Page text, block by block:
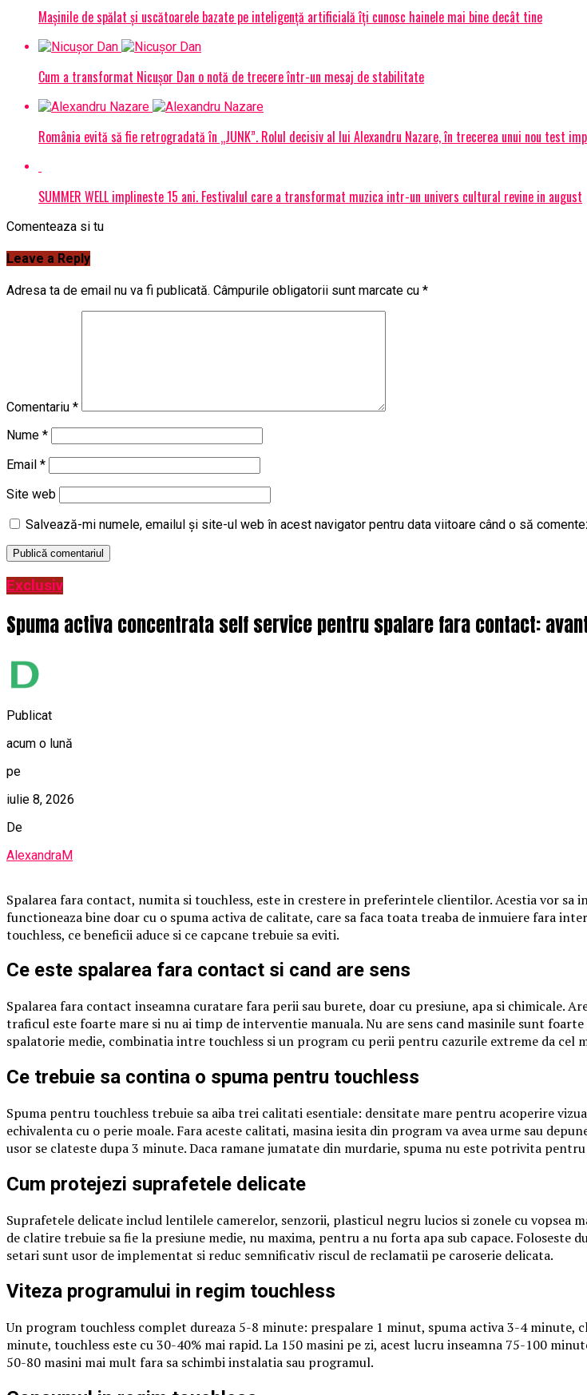
Mașinile de spălat și uscătoarele bazate pe inteligență artificială îți cunosc hainele mai bine decât tine
Cum a transformat Nicușor Dan o notă de trecere într-un mesaj de stabilitate
România evită să fie retrogradată în „JUNK”. Rolul decisiv al lui Alexandru Nazare, în trecerea unui nou test
SUMMER WELL implineste 15 ani. Festivalul care a transformat muzica intr-un univers cultural revine in august
Comenteaza si tu
Leave a Reply
Adresa ta de email nu va fi publicată. Câmpurile obligatorii sunt marcate cu *
Comentariu *
Nume *
Email *
Site web
Salvează-mi numele, emailul și site-ul web în acest navigator pentru data viitoare când o să
Exclusiv
Spuma activa concentrata self service pentru spalare fara contact:
Publicat
acum o lună
pe
iulie 8, 2026
De
AlexandraM
Spalarea fara contact, numita si touchless, este in crestere in preferintele clientilor. Acestia vor sa
functioneaza bine doar cu o spuma activa de calitate, care sa faca toata treaba de inmuiere fara
touchless, ce beneficii aduce si ce capcane trebuie sa eviti.
Ce este spalarea fara contact si cand are sens
Spalarea fara contact inseamna curatare fara perii sau burete, doar cu presiune, apa si chimicale.
traficul este foarte mare si nu ai timp de interventie manuala. Nu are sens cand masinile sunt
spalatorie medie, combinatia intre touchless si un program cu perii pentru cazurile extreme da cel
Ce trebuie sa contina o spuma pentru touchless
Spuma pentru touchless trebuie sa aiba trei calitati esentiale: densitate mare pentru acoperire
echivalenta cu o perie moale. Fara aceste calitati, masina iesita din program va avea urme sau
usor se clateste dupa 3 minute. Daca ramane jumatate din murdarie, spuma nu este potrivita
Cum protejezi suprafetele delicate
Suprafetele delicate includ lentilele camerelor, senzorii, plasticul negru lucios si zonele cu vopsea
de clatire trebuie sa fie la presiune medie, nu maxima, pentru a nu forta apa sub capace.
setari sunt usor de implementat si reduc semnificativ riscul de reclamatii pe caroserie delicata.
Viteza programului in regim touchless
Un program touchless complet dureaza 5-8 minute: prespalare 1 minut, spuma activa 3-4 minute,
minute, touchless este cu 30-40% mai rapid. La 150 masini pe zi, acest lucru inseamna 75-100
50-80 masini mai mult fara sa schimbi instalatia sau programul.